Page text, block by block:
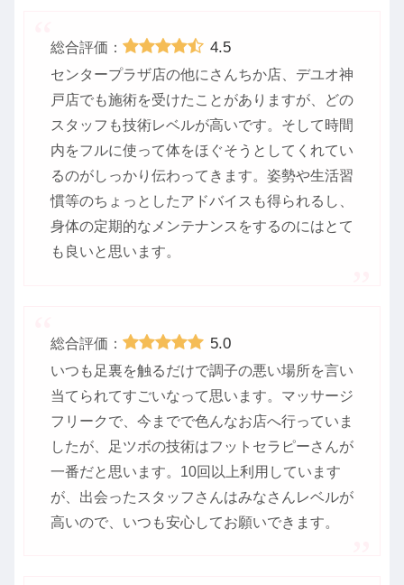
総合評価： 4.5
センタープラザ店の他にさんちか店、デユオ神
戸店でも施術を受けたことがありますが、どの
スタッフも技術レベルが高いです。そして時間
内をフルに使って体をほぐそうとしてくれてい
るのがしっかり伝わってきます。姿勢や生活習
慣等のちょっとしたアドバイスも得られるし、
身体の定期的なメンテナンスをするのにはとて
も良いと思います。
総合評価： 5.0
いつも足裏を触るだけで調子の悪い場所を言い
当てられてすごいなって思います。マッサージ
フリークで、今までで色んなお店へ行っていま
したが、足ツボの技術はフットセラピーさんが
一番だと思います。10回以上利用しています
が、出会ったスタッフさんはみなさんレベルが
高いので、いつも安心してお願いできます。